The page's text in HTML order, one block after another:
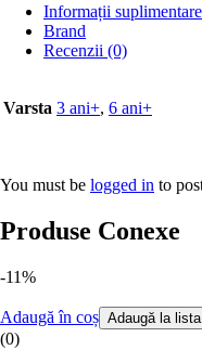
Informații suplimentare
Brand
Recenzii (0)
Varsta 3 ani+, 6 ani+
You must be logged in to
Produse Conexe
-11%
Adaugă în coș Adaugă la
(0)